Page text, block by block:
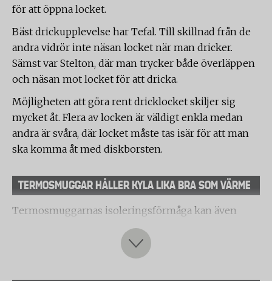
för att öppna locket.
Bäst drickupplevelse har Tefal. Till skillnad från de
andra vidrör inte näsan locket när man dricker.
Sämst var Stelton, där man trycker både överläppen
och näsan mot locket för att dricka.
Möjligheten att göra rent dricklocket skiljer sig
mycket åt. Flera av locken är väldigt enkla medan
andra är svåra, där locket måste tas isär för att man
ska komma åt med diskborsten.
TERMOSMUGGAR HÅLLER KYLA LIKA BRA SOM VÄRME
Termosmuggarnas isoleringsförmåga kan även
användas för att bevara en kall dryck kyld i varma
miljöer. Lägg i några isbitar i kall läsk eller vatten
och förvånas över hur länge de håller kylan, även